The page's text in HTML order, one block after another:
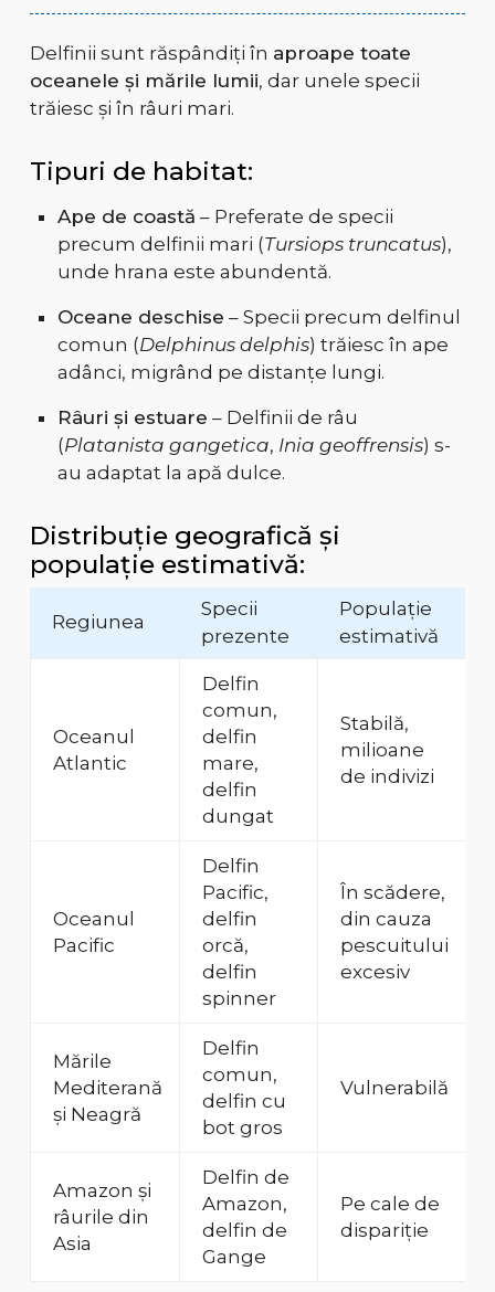
Delfinii sunt răspândiți în aproape toate
oceanele și mările lumii, dar unele specii
trăiesc și în râuri mari.
Tipuri de habitat:
Ape de coastă – Preferate de specii
precum delfinii mari (Tursiops truncatus),
unde hrana este abundentă.
Oceane deschise – Specii precum delfinul
comun (Delphinus delphis) trăiesc în ape
adânci, migrând pe distanțe lungi.
Râuri și estuare – Delfinii de râu
(Platanista gangetica, Inia geoffrensis) s-
au adaptat la apă dulce.
Distribuție geografică și
populație estimativă:
Regiunea
Specii
prezente
Populație
estimativă
Oceanul
Atlantic
Delfin
comun,
delfin
mare,
delfin
dungat
Stabilă,
milioane
de indivizi
Oceanul
Pacific
Delfin
Pacific,
delfin
orcă,
delfin
spinner
În scădere,
din cauza
pescuitului
excesiv
Mările
Mediterană
și Neagră
Delfin
comun,
delfin cu
bot gros
Vulnerabilă
Amazon și
râurile din
Asia
Delfin de
Amazon,
delfin de
Gange
Pe cale de
dispariție